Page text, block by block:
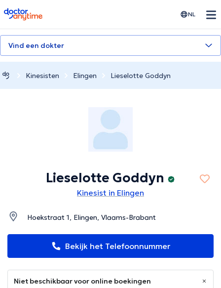
doctoranytime NL
Vind een dokter
Kinesisten Elingen Lieselotte Goddyn
Lieselotte Goddyn
Kinesist in Elingen
Hoekstraat 1, Elingen, Vlaams-Brabant
Bekijk het Telefoonnummer
Niet beschikbaar voor online boekingen